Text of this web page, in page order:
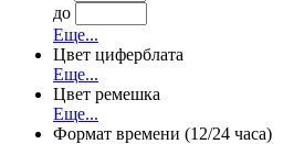
до
Еще...
Цвет циферблата
Еще...
Цвет ремешка
Еще...
Формат времени (12/24 часа)